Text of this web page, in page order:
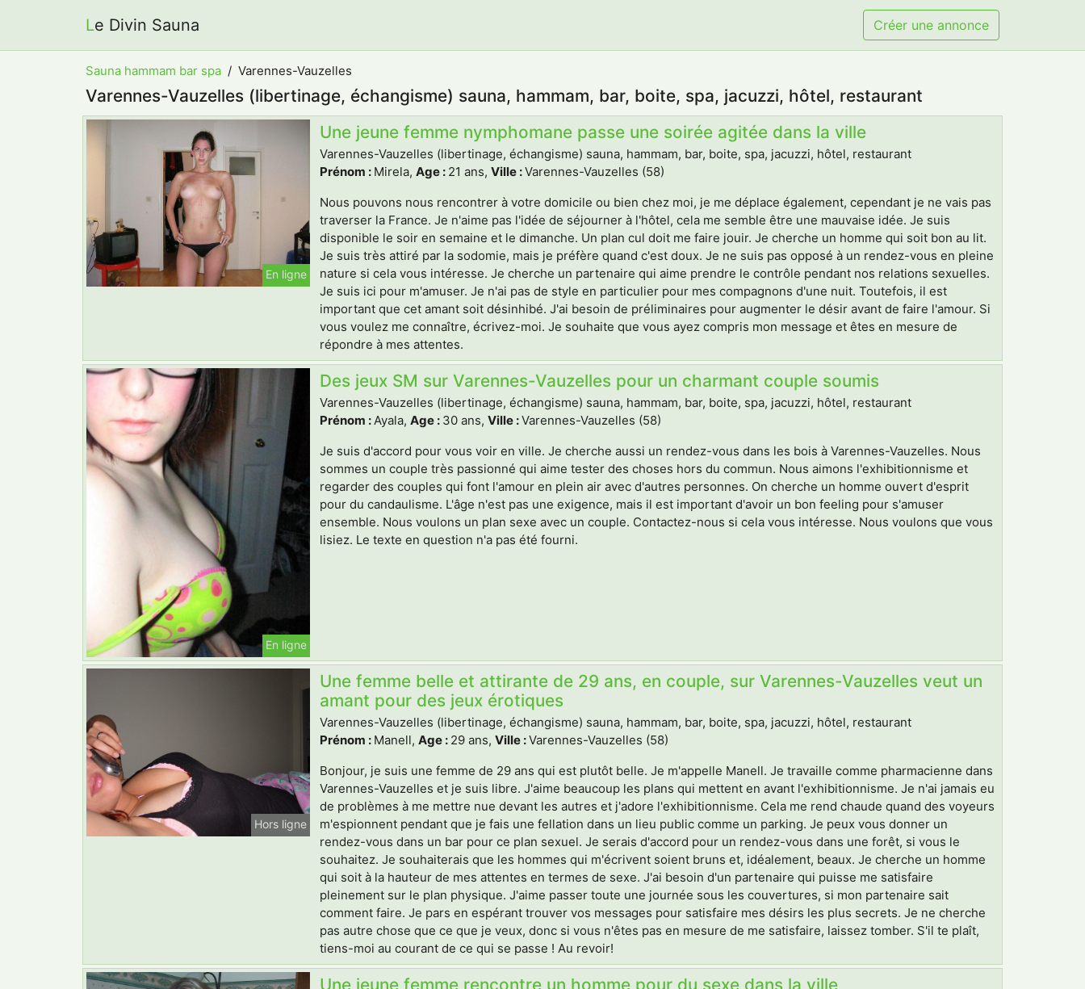
Le Divin Sauna Créer une annonce
Sauna hammam bar spa Varennes-Vauzelles
Varennes-Vauzelles (libertinage, échangisme) sauna, hammam, bar, boite, spa, jacuzzi, hôtel, restaurant
En ligne
Une jeune femme nymphomane passe une soirée agitée dans la ville
Varennes-Vauzelles (libertinage, échangisme) sauna, hammam, bar, boite, spa, jacuzzi, hôtel, restaurant
Prénom : Mirela, Age : 21 ans, Ville :Varennes-Vauzelles (58)
Nous pouvons nous rencontrer à votre domicile ou bien chez moi, je me déplace également, cependant je ne vais pas
traverser la France. Je n'aime pas l'idée de séjourner à l'hôtel, cela me semble être une mauvaise idée. Je suis
disponible le soir en semaine et le dimanche. Un plan cul doit me faire jouir. Je cherche un homme qui soit bon au lit.
Je suis très attiré par la sodomie, mais je préfère quand c'est doux. Je ne suis pas opposé à un rendez-vous en pleine
nature si cela vous intéresse. Je cherche un partenaire qui aime prendre le contrôle pendant nos relations sexuelles.
Je suis ici pour m'amuser. Je n'ai pas de style en particulier pour mes compagnons d'une nuit. Toutefois, il est
important que cet amant soit désinhibé. J'ai besoin de préliminaires pour augmenter le désir avant de faire l'amour. Si
vous voulez me connaître, écrivez-moi. Je souhaite que vous ayez compris mon message et êtes en mesure de
répondre à mes attentes.
En ligne
Des jeux SM sur Varennes-Vauzelles pour un charmant couple soumis
Varennes-Vauzelles (libertinage, échangisme) sauna, hammam, bar, boite, spa, jacuzzi, hôtel, restaurant
Prénom :Ayala, Age : 30 ans, Ville :Varennes-Vauzelles (58)
Je suis d'accord pour vous voir en ville. Je cherche aussi un rendez-vous dans les bois à Varennes-Vauzelles. Nous
sommes un couple très passionné qui aime tester des choses hors du commun. Nous aimons l'exhibitionnisme et
regarder des couples qui font l'amour en plein air avec d'autres personnes. On cherche un homme ouvert d'esprit
pour du candaulisme. L'âge n'est pas une exigence, mais il est important d'avoir un bon feeling pour s'amuser
ensemble. Nous voulons un plan sexe avec un couple. Contactez-nous si cela vous intéresse. Nous voulons que vous
lisiez. Le texte en question n'a pas été fourni.
Hors ligne
Une femme belle et attirante de 29 ans, en couple, sur Varennes-Vauzelles veut un
amant pour des jeux érotiques
Varennes-Vauzelles (libertinage, échangisme) sauna, hammam, bar, boite, spa, jacuzzi, hôtel, restaurant
Prénom : Manell, Age : 29 ans, Ville :Varennes-Vauzelles (58)
Bonjour, je suis une femme de 29 ans qui est plutôt belle. Je m'appelle Manell. Je travaille comme pharmacienne dans
Varennes-Vauzelles et je suis libre. J'aime beaucoup les plans qui mettent en avant l'exhibitionnisme. Je n'ai jamais eu
de problèmes à me mettre nue devant les autres et j'adore l'exhibitionnisme. Cela me rend chaude quand des voyeurs
m'espionnent pendant que je fais une fellation dans un lieu public comme un parking. Je peux vous donner un
rendez-vous dans un bar pour ce plan sexuel. Je serais d'accord pour un rendez-vous dans une forêt, si vous le
souhaitez. Je souhaiterais que les hommes qui m'écrivent soient bruns et, idéalement, beaux. Je cherche un homme
qui soit à la hauteur de mes attentes en termes de sexe. J'ai besoin d'un partenaire qui puisse me satisfaire
pleinement sur le plan physique. J'aime passer toute une journée sous les couvertures, si mon partenaire sait
comment faire. Je pars en espérant trouver vos messages pour satisfaire mes désirs les plus secrets. Je ne cherche
pas autre chose que ce que je veux, donc si vous n'êtes pas en mesure de me satisfaire, laissez tomber. S'il te plaît,
tiens-moi au courant de ce qui se passe ! Au revoir!
Une jeune femme rencontre un homme pour du sexe dans la ville